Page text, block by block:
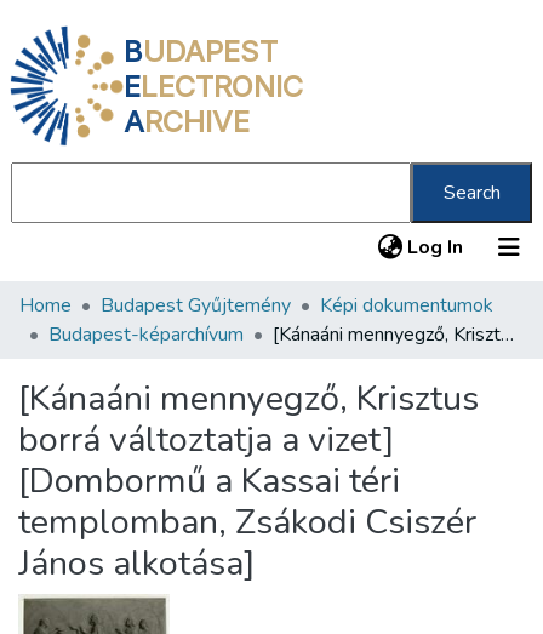
BUDAPEST
ELECTRONIC
ARCHIVE
Search
Log In (current)
Communities & Collections
Statistics
About us
Home Budapest Gyűjtemény
Képi dokumentumok
Budapest-képarchívum
[Kánaáni mennyegző, Krisztus borrá változtatja a vizet] [Dombormű a Kassai téri templomban, Zsákodi Csiszér János alkotása]
[Kánaáni mennyegző, Krisztus
borrá változtatja a vizet]
[Dombormű a Kassai téri
templomban, Zsákodi Csiszér
János alkotása]